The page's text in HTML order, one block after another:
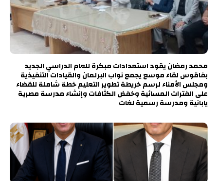
محمد رمضان يقود استعدادات مبكرة للعام الدراسي الجديد
بفاقوس لقاء موسع يجمع نواب البرلمان والقيادات التنفيذية
ومجلس الأمناء لرسم خريطة تطوير التعليم خطة شاملة للقضاء
على الفترات المسائية وخفض الكثافات وإنشاء مدرسة مصرية
يابانية ومدرسة رسمية لغات